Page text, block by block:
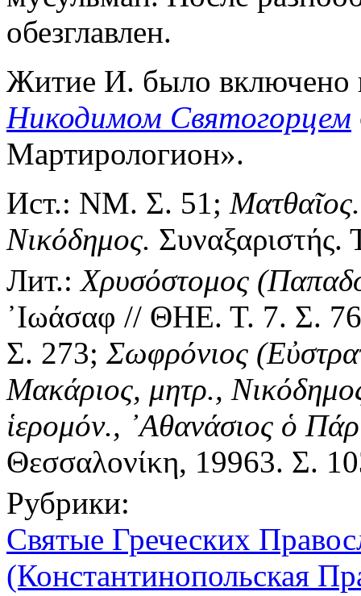
обезглавлен.
Житие И. было включено
Никодимом Святогорцем
Мартирологион».
Ист.: ΝΜ. Σ. 51; Ματθαῖος.
Νικόδημος. Συναξαριστής.
Лит.:Χρυσόστομος
᾿Ιωάσαφ // ΘΗΕ. Τ. 7. Σ.
Σ. 273; Σωφρόνιος
Μακάριος, μητρ.,
ἱερομόν., ᾿Αθανάσιος ὁ
Θεσσαλονίκη, 19963. Σ.
Рубрики:
Святые Греческих
(Константинопольская